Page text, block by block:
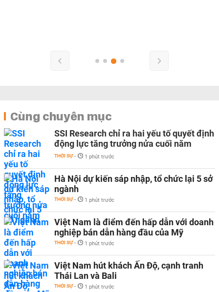
Cùng chuyên mục
SSI Research chỉ ra hai yếu tố quyết định
động lực tăng trưởng nửa cuối năm
THỜI SỰ - 1 phút trước
Hà Nội dự kiến sáp nhập, tổ chức lại 5 sở
ngành
THỜI SỰ - 1 phút trước
Việt Nam là điểm đến hấp dẫn với doanh
nghiệp bán dẫn hàng đầu của Mỹ
THỜI SỰ - 1 phút trước
Việt Nam hút khách Ấn Độ, cạnh tranh
Thái Lan và Bali
THỜI SỰ - 1 phút trước